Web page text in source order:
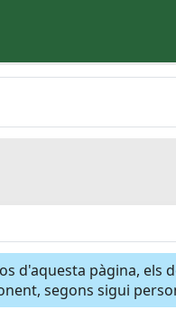
d'aquesta pàgina, els
segons sigui